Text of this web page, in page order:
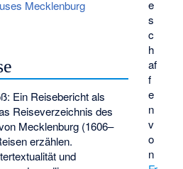
e
s
c
h
af
f
e
n
v
o
n
Mecklenburg
Ein Reisebericht als
Reiseverzeichnis des
Mecklenburg (1606–
erzählen.
und